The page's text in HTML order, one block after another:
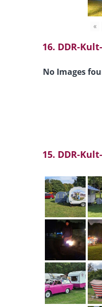
«
16. DDR-
No Images
15. DDR-